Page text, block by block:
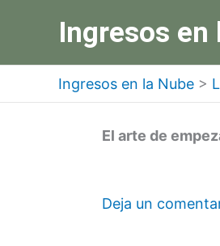
Ingresos en
Ingresos en la Nube >
El arte de
Deja un